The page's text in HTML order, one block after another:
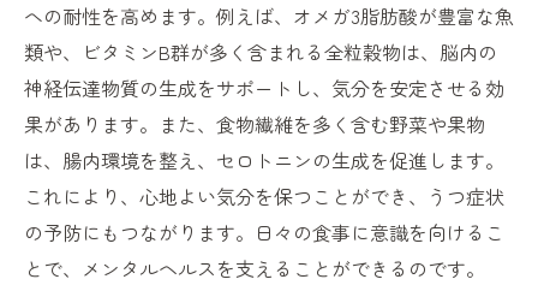
への耐性を高めます。例えば、オメガ3脂肪酸が豊富な魚
類や、ビタミンB群が多く含まれる全粒穀物は、脳内の
神経伝達物質の生成をサポートし、気分を安定させる効
果があります。また、食物繊維を多く含む野菜や果物
は、腸内環境を整え、セロトニンの生成を促進します。
これにより、心地よい気分を保つことができ、うつ症状
の予防にもつながります。日々の食事に意識を向けるこ
とで、メンタルヘルスを支えることができるのです。